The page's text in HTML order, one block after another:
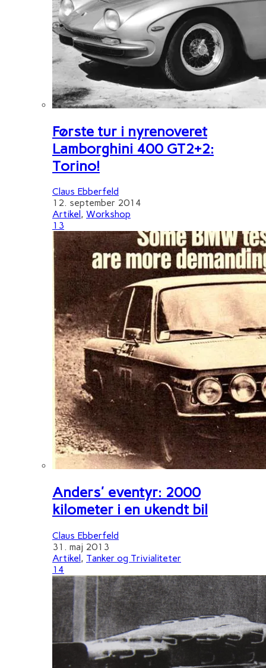
Første tur i nyrenoveret
Lamborghini 400 GT2+2:
Torino!
Claus Ebberfeld
12. september 2014
Artikel , Workshop
13
Anders' eventyr: 2000
kilometer i en ukendt bil
Claus Ebberfeld
31. maj 2013
Artikel , Tanker og Trivialiteter
14